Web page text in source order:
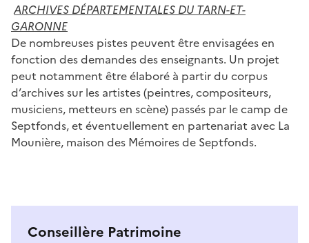
ARCHIVES DÉPARTEMENTALES DU TARN-ET-
GARONNE
De nombreuses pistes peuvent être envisagées en
fonction des demandes des enseignants. Un projet
peut notamment être élaboré à partir du corpus
d’archives sur les artistes (peintres, compositeurs,
musiciens, metteurs en scène) passés par le camp de
Septfonds, et éventuellement en partenariat avec La
Mounière, maison des Mémoires de Septfonds.
Conseillère Patrimoine